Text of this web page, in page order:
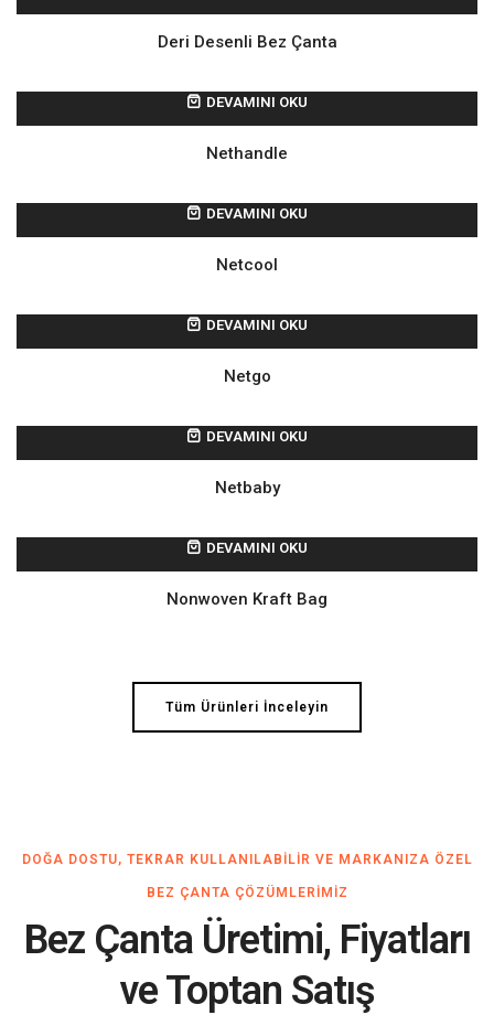
Deri Desenli Bez Çanta
DEVAMINI OKU
Nethandle
DEVAMINI OKU
Netcool
DEVAMINI OKU
Netgo
DEVAMINI OKU
Netbaby
DEVAMINI OKU
Nonwoven Kraft Bag
Tüm Ürünleri İnceleyin
DOĞA DOSTU, TEKRAR KULLANILABILIR VE MARKANIZA ÖZEL
BEZ ÇANTA ÇÖZÜMLERIMIZ
Bez Çanta Üretimi, Fiyatları
ve Toptan Satış